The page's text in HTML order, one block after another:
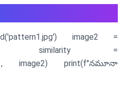
image2 =
similarity =
image2) print(f"నమూనా